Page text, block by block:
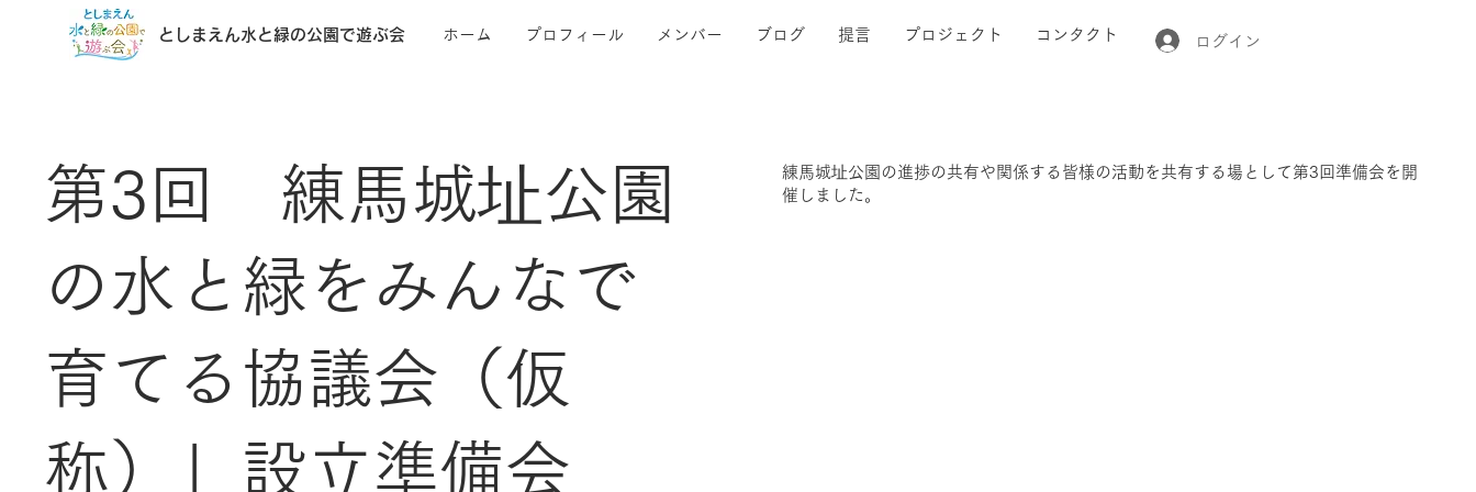
としまえん水と緑の公園で遊ぶ会 ホーム プロフィール メンバー ブログ 提言 プロジェクト コンタクト ログイン
第3回 練馬城址公園
の水と緑をみんなで
育てる協議会（仮
称）」設立準備会
練馬城址公園の進捗の共有や関係する皆様の活動を共有する場として第3回準備会を開
催しました。